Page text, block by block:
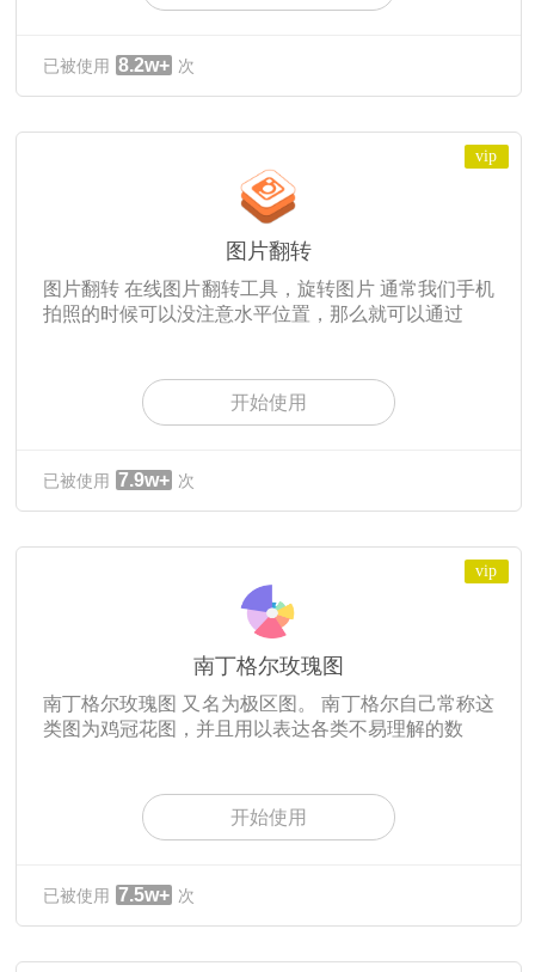
已被使用 8.2w+ 次
vip
图片翻转
图片翻转 在线图片翻转工具，旋转图片 通常我们手机
拍照的时候可以没注意水平位置，那么就可以通过
开始使用
已被使用 7.9w+ 次
vip
南丁格尔玫瑰图
南丁格尔玫瑰图 又名为极区图。 南丁格尔自己常称这
类图为鸡冠花图，并且用以表达各类不易理解的数
开始使用
已被使用 7.5w+ 次